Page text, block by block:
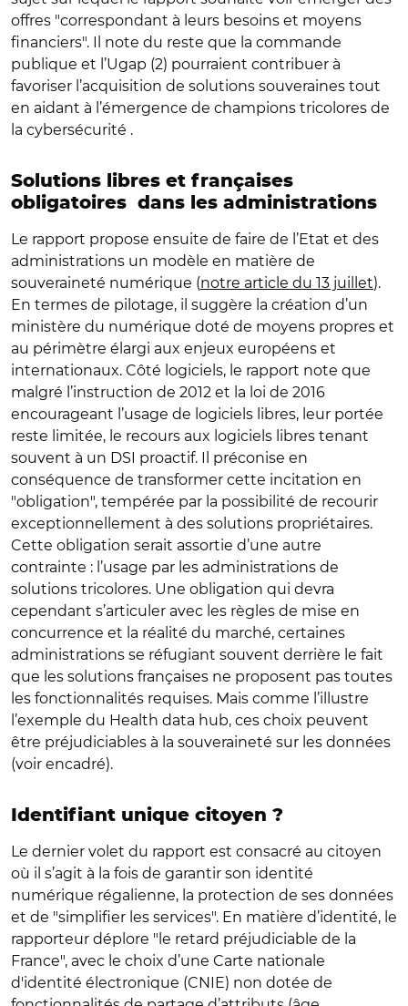
offres "correspondant à leurs besoins et moyens
financiers". Il note du reste que la commande
publique et l’Ugap (2) pourraient contribuer à
favoriser l’acquisition de solutions souveraines tout
en aidant à l’émergence de champions tricolores de
la cybersécurité .
Solutions libres et françaises
obligatoires dans les administrations
Le rapport propose ensuite de faire de l’Etat et des
administrations un modèle en matière de
souveraineté numérique (notre article du 13 juillet).
En termes de pilotage, il suggère la création d’un
ministère du numérique doté de moyens propres et
au périmètre élargi aux enjeux européens et
internationaux. Côté logiciels, le rapport note que
malgré l’instruction de 2012 et la loi de 2016
encourageant l’usage de logiciels libres, leur portée
reste limitée, le recours aux logiciels libres tenant
souvent à un DSI proactif. Il préconise en
conséquence de transformer cette incitation en
"obligation", tempérée par la possibilité de recourir
exceptionnellement à des solutions propriétaires.
Cette obligation serait assortie d’une autre
contrainte : l’usage par les administrations de
solutions tricolores. Une obligation qui devra
cependant s’articuler avec les règles de mise en
concurrence et la réalité du marché, certaines
administrations se réfugiant souvent derrière le fait
que les solutions françaises ne proposent pas toutes
les fonctionnalités requises. Mais comme l’illustre
l’exemple du Health data hub, ces choix peuvent
être préjudiciables à la souveraineté sur les données
(voir encadré).
Identifiant unique citoyen ?
Le dernier volet du rapport est consacré au citoyen
où il s’agit à la fois de garantir son identité
numérique régalienne, la protection de ses données
et de "simplifier les services". En matière d’identité, le
rapporteur déplore "le retard préjudiciable de la
France", avec le choix d’une Carte nationale
d'identité électronique (CNIE) non dotée de